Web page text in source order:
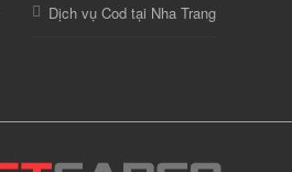
Dịch vụ Cod tại Nha Trang